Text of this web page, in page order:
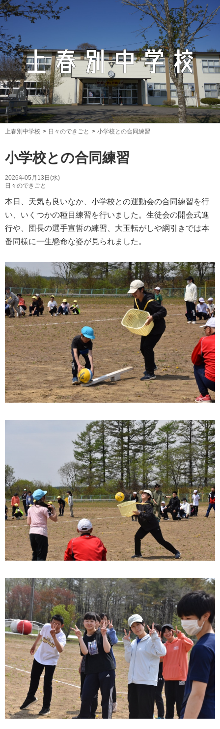
上春別中学校 日々のできごと 小学校との合同練習
小学校との合同練習
2026年05月13日(水)
日々のできごと
本日、天気も良いなか、小学校との運動会の合同練習を行
い、いくつかの種目練習を行いました。生徒会の開会式進
行や、団長の選手宣誓の練習、大玉転がしや綱引きでは本
番同様に一生懸命な姿が見られました。